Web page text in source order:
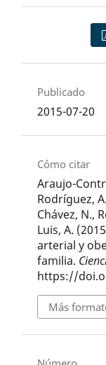
Publicado
2015-07-20
Cómo citar
Araujo-
Rodríguez,
Chávez, N.,
Luis, A.
arterial y
familia.
https://
Más